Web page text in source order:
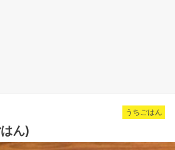
うちごはん
ん)